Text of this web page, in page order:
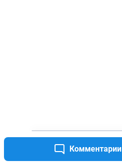
Комментарии